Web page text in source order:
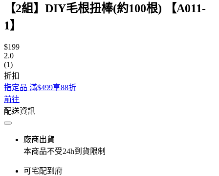
【2組】DIY毛根扭棒(約100根) 【A011-
1】
$199
2.0
(1)
折扣
指定品 滿$499享88折
前往
配送資訊
廠商出貨
本商品不受24h到貨限制
可宅配到府